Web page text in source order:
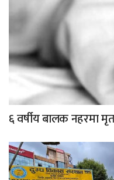
६ वर्षीय बालक नहरमा